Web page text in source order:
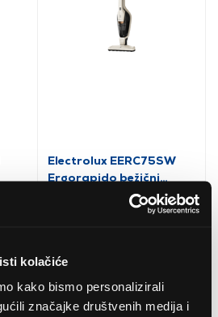
kolačiće
kako bismo personalizirali
značajke društvenih medija i
Electrolux EERC75SW
Ergorapido bežični
uspravni usisavač